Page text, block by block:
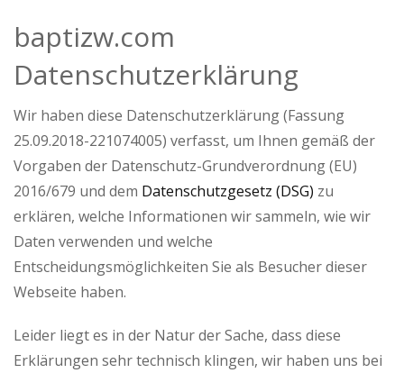
baptizw.com
Datenschutzerklärung
Wir haben diese Datenschutzerklärung (Fassung
25.09.2018-221074005) verfasst, um Ihnen gemäß der
Vorgaben der Datenschutz-Grundverordnung (EU)
2016/679 und dem Datenschutzgesetz (DSG) zu
erklären, welche Informationen wir sammeln, wie wir
Daten verwenden und welche
Entscheidungsmöglichkeiten Sie als Besucher dieser
Webseite haben.
Leider liegt es in der Natur der Sache, dass diese
Erklärungen sehr technisch klingen, wir haben uns bei